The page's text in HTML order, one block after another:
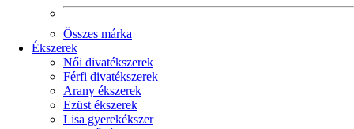
Összes márka
Ékszerek
Női divatékszerek
Férfi divatékszerek
Arany ékszerek
Ezüst ékszerek
Lisa gyerekékszer